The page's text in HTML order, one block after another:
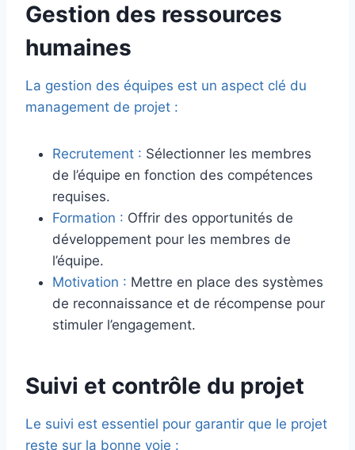
Gestion des ressources
humaines
La gestion des équipes est un aspect clé du
management de projet :
Recrutement : Sélectionner les membres
de l’équipe en fonction des compétences
requises.
Formation : Offrir des opportunités de
développement pour les membres de
l’équipe.
Motivation : Mettre en place des systèmes
de reconnaissance et de récompense pour
stimuler l’engagement.
Suivi et contrôle du projet
Le suivi est essentiel pour garantir que le projet
reste sur la bonne voie :